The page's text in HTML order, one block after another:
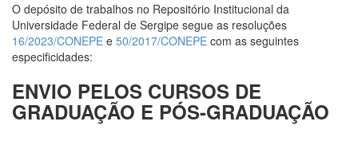
O depósito de trabalhos no Repositório Institucional da
Universidade Federal de Sergipe segue as resoluções
16/2023/CONEPE e 50/2017/CONEPE com as seguintes
especificidades:
ENVIO PELOS CURSOS DE
GRADUAÇÃO E PÓS-GRADUAÇÃO